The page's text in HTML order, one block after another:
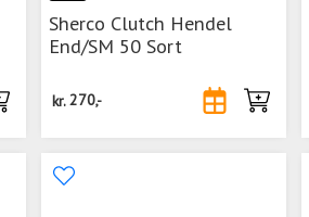
Sherco Clutch Hendel
End/SM 50 Sort
kr.270,-